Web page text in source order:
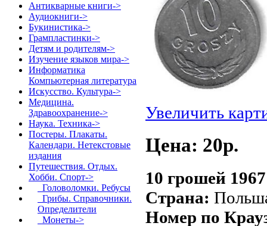
Антикварные книги->
Аудиокниги->
Букинистика->
Грампластинки->
Детям и родителям->
Изучение языков мира->
Информатика
Компьютерная литература
Искусство. Культура->
Медицина.
Здравоохранение->
Наука. Техника->
Постеры. Плакаты.
Календари. Нетекстовые
издания
Путешествия. Отдых.
Хобби. Спорт->
Головоломки. Ребусы
Грибы. Справочники.
Определители
Монеты->
Увеличить
Цена: 20p.
10 грошей
Страна:
Номер по